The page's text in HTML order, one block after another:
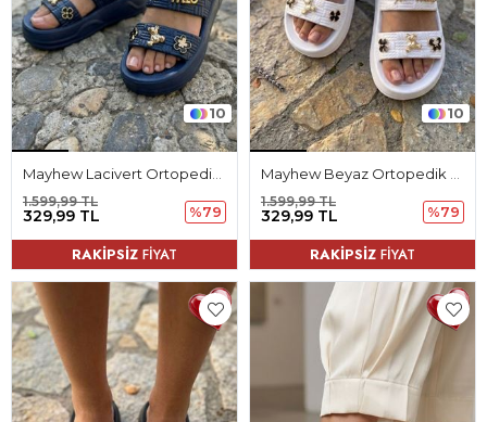
10
329,99 TL
1.599,99 TL
%79
RAKİPSİZ FİYAT
10
329,99 TL
1.599,99 TL
%79
RAKİPSİZ FİYAT